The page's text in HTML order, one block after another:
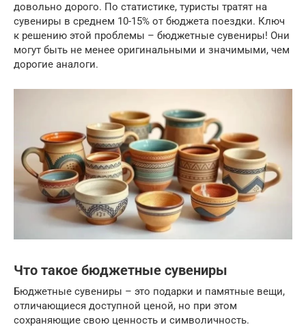
довольно дорого. По статистике, туристы тратят на
сувениры в среднем 10-15% от бюджета поездки. Ключ
к решению этой проблемы – бюджетные сувениры! Они
могут быть не менее оригинальными и значимыми, чем
дорогие аналоги.
Что такое бюджетные сувениры
Бюджетные сувениры – это подарки и памятные вещи,
отличающиеся доступной ценой, но при этом
сохраняющие свою ценность и символичность.